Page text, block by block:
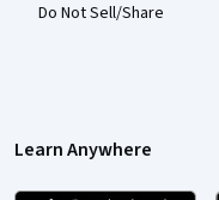
Do Not Sell/Share
Learn Anywhere